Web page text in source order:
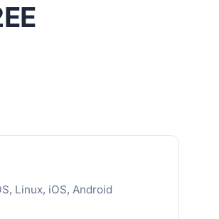
Linux, iOS, Android